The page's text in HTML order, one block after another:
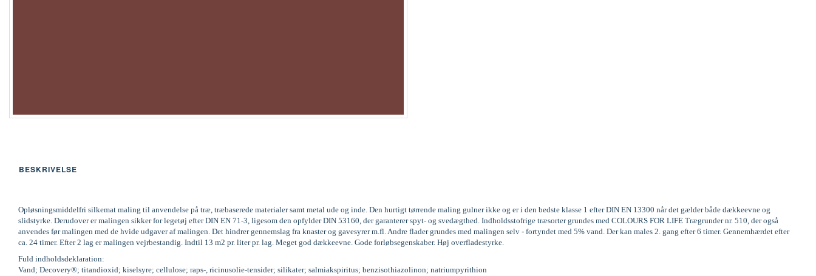
BESKRIVELSE
Opløsningsmiddelfri silkemat maling til anvendelse på træ, træbaserede materialer samt metal ude og inde. Den hurtigt tørrende maling gulner ikke og er i den bedste klasse 1 efter DIN EN 13300 når det gælder både dækkeevne og
slidstyrke. Derudover er malingen sikker for legetøj efter DIN EN 71-3, ligesom den opfylder DIN 53160, der garanterer spyt- og svedægthed. Indholdsstofrige træsorter grundes med COLOURS FOR LIFE Trægrunder nr. 510, der også
anvendes før malingen med de hvide udgaver af malingen. Det hindrer gennemslag fra knaster og gavesyrer m.fl. Andre flader grundes med malingen selv - fortyndet med 5% vand. Der kan males 2. gang efter 6 timer. Gennemhærdet efter
ca. 24 timer. Efter 2 lag er malingen vejrbestandig. Indtil 13 m2 pr. liter pr. lag. Meget god dækkeevne. Gode forløbsegenskaber. Høj overfladestyrke.
Fuld indholdsdeklaration:
Vand; Decovery®; titandioxid; kiselsyre; cellulose; raps-, ricinusolie-tensider; silikater; salmiakspiritus; benzisothiazolinon; natriumpyrithion